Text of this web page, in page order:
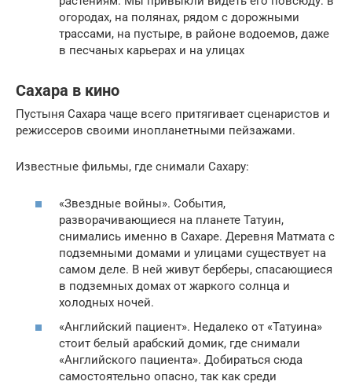
огородах, на полянах, рядом с дорожными
трассами, на пустыре, в районе водоемов, даже
в песчаных карьерах и на улицах
Сахара в кино
Пустыня Сахара чаще всего притягивает сценаристов и
режиссеров своими инопланетными пейзажами.
Известные фильмы, где снимали Сахару:
«Звездные войны». События,
разворачивающиеся на планете Татуин,
снимались именно в Сахаре. Деревня Матмата с
подземными домами и улицами существует на
самом деле. В ней живут берберы, спасающиеся
в подземных домах от жаркого солнца и
холодных ночей.
«Английский пациент». Недалеко от «Татуина»
стоит белый арабский домик, где снимали
«Английского пациента». Добираться сюда
самостоятельно опасно, так как среди